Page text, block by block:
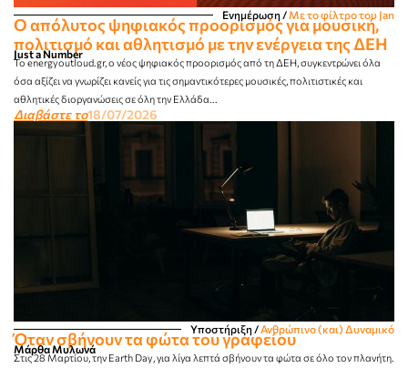
Ενημέρωση / Με το φίλτρο του Jan
Ο απόλυτος ψηφιακός προορισμός για μουσική,
πολιτισμό και αθλητισμό με την ενέργεια της ΔΕΗ
Just a Number
Το energyoutloud.gr, ο νέος ψηφιακός προορισμός από τη ΔΕΗ, συγκεντρώνει όλα
όσα αξίζει να γνωρίζει κανείς για τις σημαντικότερες μουσικές, πολιτιστικές και
αθλητικές διοργανώσεις σε όλη την Ελλάδα...
Διαβάστε το18/07/2026
Υποστήριξη / Ανθρώπινο (και) Δυναμικό
Όταν σβήνουν τα φώτα του γραφείου
Μάρθα Μυλωνά
Στις 28 Μαρτίου, την Earth Day, για λίγα λεπτά σβήνουν τα φώτα σε όλο τον πλανήτη.